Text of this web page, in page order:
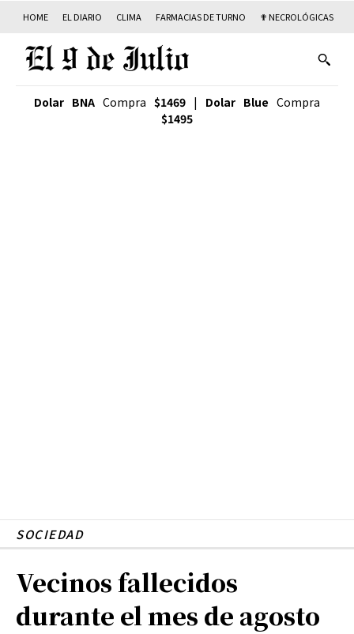
HOME EL DIARIO CLIMA FARMACIAS DE TURNO ✟ NECROLÓGICAS
Dolar BNA Compra $1469 | Dolar Blue Compra
$1495
SOCIEDAD
Vecinos fallecidos
durante el mes de agosto